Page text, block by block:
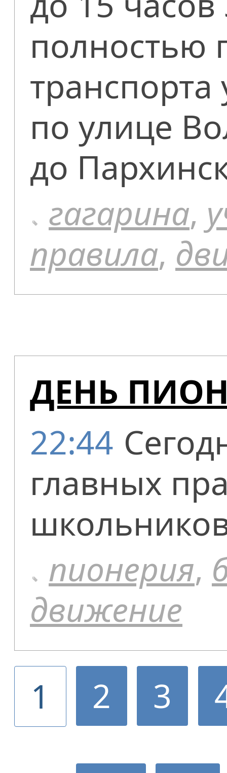
полностью
транспорта
по улице
до
гагарина,
правила,
ДЕНЬ
22:44
главных
пионерия,
движение
1
2 3